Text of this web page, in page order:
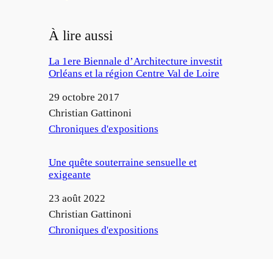
À lire aussi
La 1ere Biennale d’Architecture investit
Orléans et la région Centre Val de Loire
Date
29 octobre 2017
Auteur
Christian Gattinoni
Par rapport à
Chroniques d'expositions
Une quête souterraine sensuelle et
exigeante
Date
23 août 2022
Auteur
Christian Gattinoni
Par rapport à
Chroniques d'expositions